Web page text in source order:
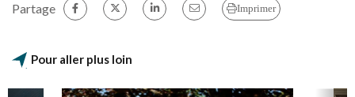
Partage Imprimer
Pour aller plus loin